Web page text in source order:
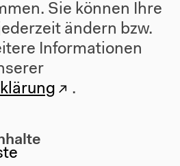
Nächste Veranstaltung
Kurzfilmen
Sie können Ihre
ändern bzw.
Informationen
.